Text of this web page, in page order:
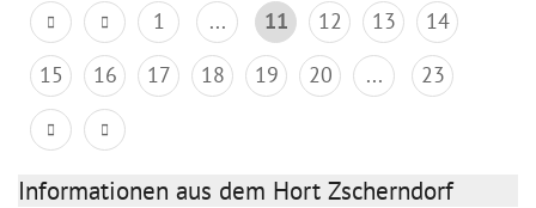
1 ... 11 12 13
14
15
16 17 18 19 20 ... 23
Informationen aus dem Hort Zscherndorf